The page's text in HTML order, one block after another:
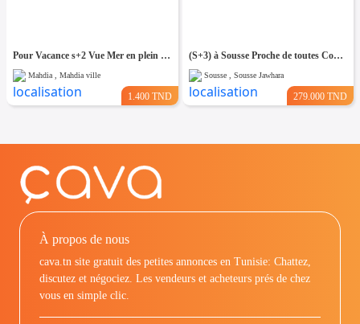
Pour Vacance s+2 Vue Mer en plein Zone Touristique Mahdia
Mahdia , Mahdia ville
1.400 TND
(S+3) à Sousse Proche de toutes Commodités
Sousse , Sousse Jawhara
279.000 TND
À propos de nous
cava.tn site gratuit des petites annonces en Tunisie: Chattez,
discutez et négociez. Les vendeurs et acheteurs prés de chez
vous en simple clic.